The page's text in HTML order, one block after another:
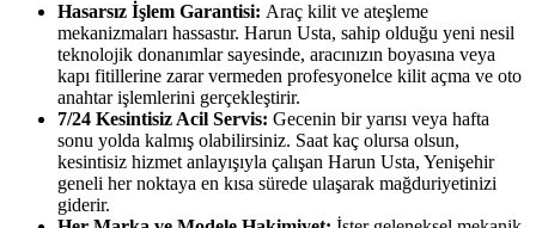
Hasarsız İşlem Garantisi: Araç kilit ve ateşleme
mekanizmaları hassastır. Harun Usta, sahip olduğu yeni nesil
teknolojik donanımlar sayesinde, aracınızın boyasına veya
kapı fitillerine zarar vermeden profesyonelce kilit açma ve oto
anahtar işlemlerini gerçekleştirir.
7/24 Kesintisiz Acil Servis: Gecenin bir yarısı veya hafta
sonu yolda kalmış olabilirsiniz. Saat kaç olursa olsun,
kesintisiz hizmet anlayışıyla çalışan Harun Usta, Yenişehir
geneli her noktaya en kısa sürede ulaşarak mağduriyetinizi
giderir.